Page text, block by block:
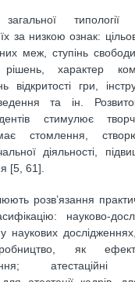
типології
за низкою ознак:
меж, ступінь
рішень, характер
відкритості гри,
та ін.
стимулює
стомлення,
діяльності,
[5, 61].
розв’язання
науково-
наукових
як